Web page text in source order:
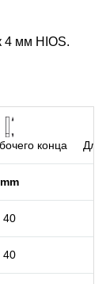
4 мм HIOS.
конца
mm
40
40